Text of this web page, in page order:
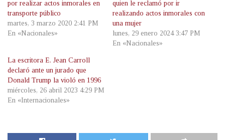
por realizar actos inmorales en
transporte público
martes, 3 marzo 2020 2:41 PM
En «Nacionales»
quien le reclamó por ir
realizando actos inmorales con
una mujer
lunes, 29 enero 2024 3:47 PM
En «Nacionales»
La escritora E. Jean Carroll
declaró ante un jurado que
Donald Trump la violó en 1996
miércoles, 26 abril 2023 4:29 PM
En «Internacionales»